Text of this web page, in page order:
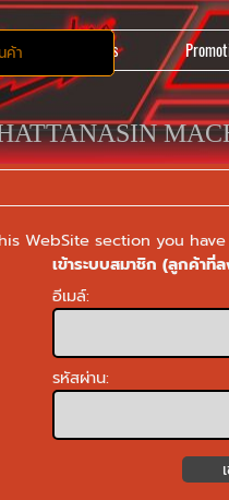
Skip menu
All Items
WebSite section you
เข้าระบบสมาชิก (ลูกค้าที่
อีเมล์:
รหัสผ่าน: